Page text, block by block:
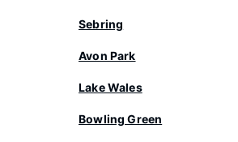
Sebring
Avon Park
Lake Wales
Bowling Green